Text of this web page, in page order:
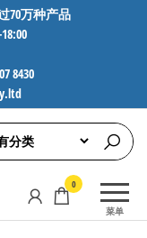
70万种产品
8430
菜单
0